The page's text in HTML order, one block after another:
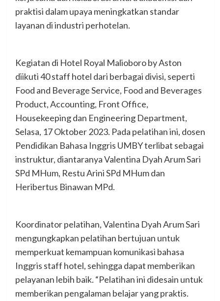
praktisi dalam upaya meningkatkan standar
layanan di industri perhotelan.
Kegiatan di Hotel Royal Malioboro by Aston
diikuti 40 staff hotel dari berbagai divisi, seperti
Food and Beverage Service, Food and Beverages
Product, Accounting, Front Office,
Housekeeping dan Engineering Department,
Selasa, 17 Oktober 2023. Pada pelatihan ini, dosen
Pendidikan Bahasa Inggris UMBY terlibat sebagai
instruktur, diantaranya Valentina Dyah Arum Sari
SPd MHum, Restu Arini SPd MHum dan
Heribertus Binawan MPd.
Koordinator pelatihan, Valentina Dyah Arum Sari
mengungkapkan pelatihan bertujuan untuk
memperkuat kemampuan komunikasi bahasa
Inggris staff hotel, sehingga dapat memberikan
pelayanan lebih baik. “Pelatihan ini didesain untuk
memberikan pengalaman belajar yang praktis.